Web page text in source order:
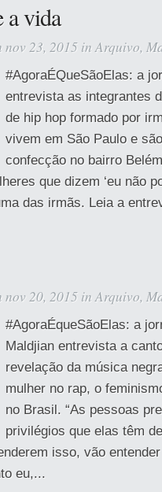
a vida
nov 23, 2015 inArquivo,
#AgoraÉQueSãoElas: a
entrevista as integrantes
de hip hop formado por
vivem em São Paulo e
confecção no bairro
que dizem ‘eu não
das irmãs. Leia a
nov 20, 2015 inArquivo,
#AgoraÉqueSãoElas: a
Maldjian entrevista a
revelação da música
mulher no rap, o
no Brasil. “As pessoas
privilégios que elas têm
isso, vão
eu,...